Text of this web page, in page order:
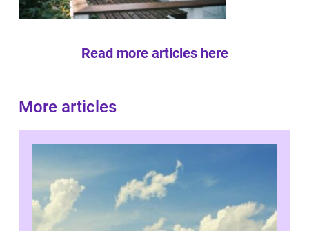
Read more articles here
More articles